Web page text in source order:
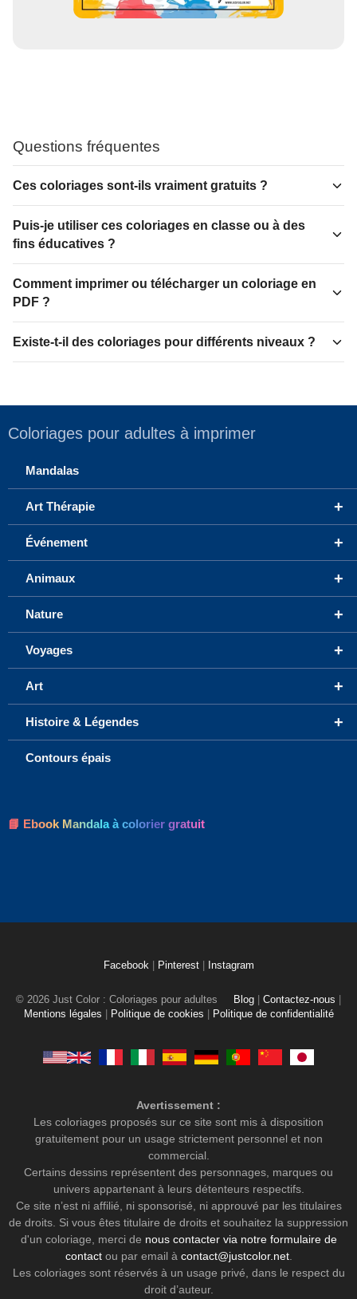
Questions fréquentes
Ces coloriages sont-ils vraiment gratuits ?
Puis-je utiliser ces coloriages en classe ou à des
fins éducatives ?
Comment imprimer ou télécharger un coloriage en
PDF ?
Existe-t-il des coloriages pour différents niveaux ?
Coloriages pour adultes à imprimer
Mandalas
+
Art Thérapie
+
Événement
+
Animaux
+
Nature
+
Voyages
+
Art
+
Histoire & Légendes
Contours épais
📘 Ebook Mandala à colorier gratuit
Facebook Pinterest Instagram
© 2026 Just Color : Coloriages pour adultes Blog Contactez-nous
Mentions légales
Politique de cookies Politique de confidentialité
Avertissement :
Les coloriages proposés sur ce site sont mis à disposition
gratuitement pour un usage strictement personnel et non
commercial.
Certains dessins représentent des personnages, marques ou
univers appartenant à leurs détenteurs respectifs.
Ce site n’est ni affilié, ni sponsorisé, ni approuvé par les titulaires
de droits. Si vous êtes titulaire de droits et souhaitez la suppression
d'un coloriage, merci de nous contacter via notre formulaire de
contactou par email à contact@justcolor.net.
Les coloriages sont réservés à un usage privé, dans le respect du
droit d’auteur.